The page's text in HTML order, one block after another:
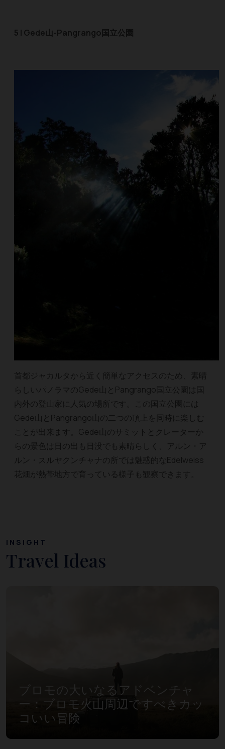
5 | Gede山-Pangrango国立公園
首都ジャカルタから近く簡単なアクセスのため、素晴
らしいパノラマのGede山とPangrango国立公園は国
内外の登山家に人気の場所です。この国立公園には
Gede山とPangrango山の二つの頂上を同時に楽しむ
ことが出来ます。Gede山のサミットとクレーターか
らの景色は日の出も日没でも素晴らしく、アルン・ア
ルン・スルヤクンチャナの所では魅惑的なEdelweiss
花畑が熱帯地方で育っている様子も観察できます。
INSIGHT
Travel Ideas
ブロモの大いなるアドベンチャ
ー：ブロモ火山周辺ですべきカッ
コいい冒険